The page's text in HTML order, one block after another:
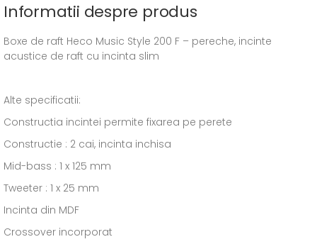
Informatii despre produs
Boxe de raft Heco Music Style 200 F – pereche, incinte
acustice de raft cu incinta slim
Alte specificatii:
Constructia incintei permite fixarea pe perete
Constructie : 2 cai, incinta inchisa
Mid-bass : 1 x 125 mm
Tweeter : 1 x 25 mm
Incinta din MDF
Crossover incorporat